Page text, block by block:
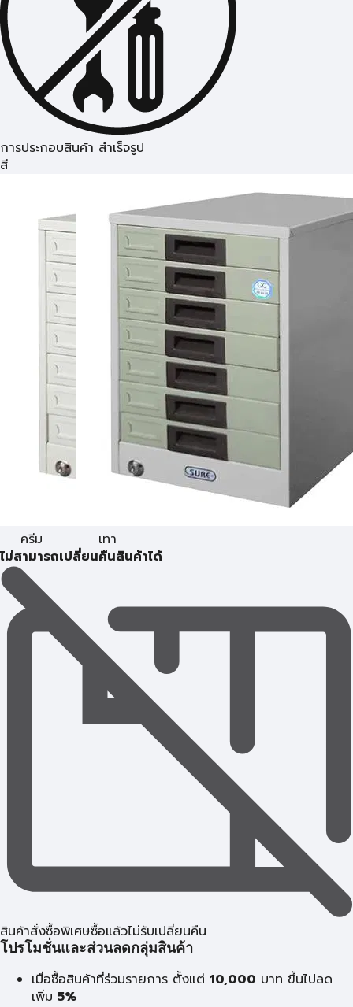
การประกอบสินค้า สำเร็จรูป
สี
ครีม
เทา
ไม่สามารถเปลี่ยนคืนสินค้าได้
สินค้าสั่งซื้อพิเศษซื้อแล้วไม่รับเปลี่ยนคืน
โปรโมชั่นและส่วนลดกลุ่มสินค้า
เมื่อซื้อสินค้าที่ร่วมรายการ ตั้งแต่ 10,000 บาท ขึ้นไปลด
เพิ่ม 5%